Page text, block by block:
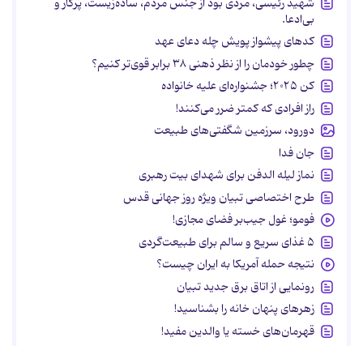
بی‌ادعا.
کدهای پیشواز پویش چله دعای عهد
چطور خودمان را از نظر ذهنی ۳۸ برابر قوی‌تر کنیم؟
کن ۲۰۲۵؛ جشنواره‌ای علیه خانواده
راز افرادی که کمتر ضرر می‌کنند!
دورود، سرزمین شگفتی‌های طبیعت
جان فدا
نماز لیله الدفن برای شهدای بیت رهبری
طرح اختصاصی تبیان ویژه روز جهانی قدس
فومو؛ غول جیب‌بر فضای مجازی!
۵ غذای سریع و سالم برای طبیعت‌گردی
نتیجه حمله آمریکا به ایران چیست؟
رونمایی از اتاق برق جدید تبیان
زهرهای پنهان خانه را بشناسید!
قهرمان‌های خسته یا والدین مفید!